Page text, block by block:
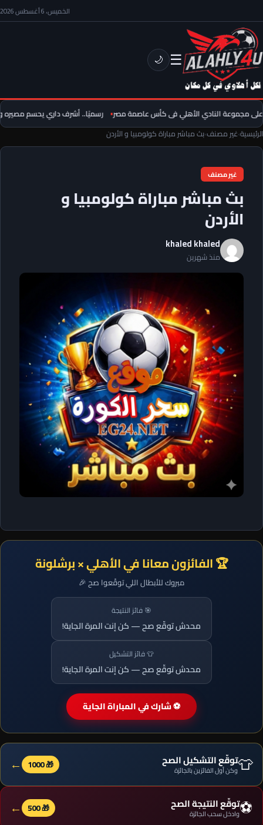
الخميس، 6 أغسطس 2026
☰
🌙
مجموعة النادي الأهلي فى كأس عاصمة مصر
رسميًا.. أشرف داري يحسم مصيره
الرئيسية›غير مصنف›بث مباشر مباراة كولومبيا و الأردن
غير مصنف
بث مباشر مباراة كولومبيا و
الأردن
khaled khaled
منذ شهرين
🏆 الفائزون معانا في الأهلي × برشلونة
مبروك للأبطال اللي توقّعوا صح 🎉
🎯 فائز النتيجة
محدش توقّع صح — كن إنت المرة الجاية!
👕 فائز التشكيل
محدش توقّع صح — كن إنت المرة الجاية!
⚽ شارك في المباراة الجاية
👕توقّع التشكيل الصح
وكن أول الفائزين بالجائزة 🎁 1000
←
⚽توقّع النتيجة الصح
وادخل سحب الجائزة 🎁 500
←